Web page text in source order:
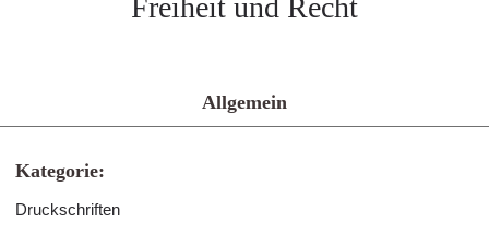
Freiheit und Recht
Allgemein
Kategorie:
Druckschriften